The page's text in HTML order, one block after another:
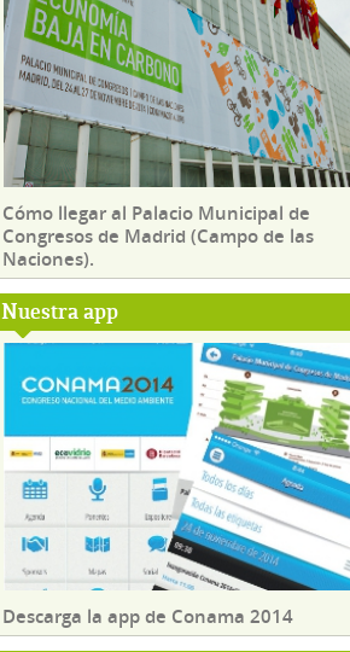
Cómo llegar al Palacio Municipal de
Congresos de Madrid (Campo de las
Naciones).
Nuestra app
Descarga la app de Conama 2014